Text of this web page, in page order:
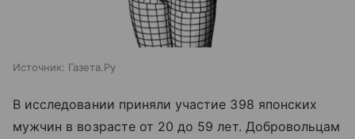
Источник: Газета.Ру
В исследовании приняли участие 398 японских
мужчин в возрасте от 20 до 59 лет. Добровольцам